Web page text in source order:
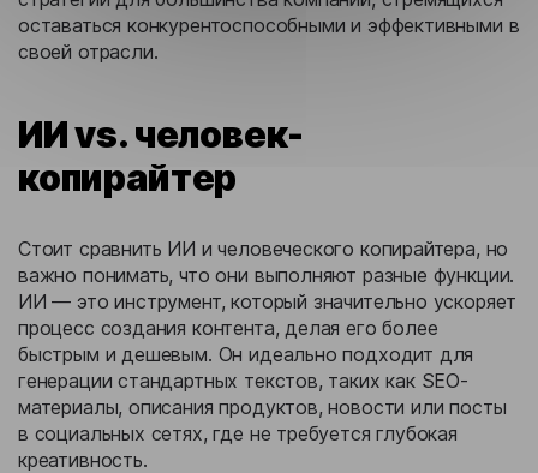
оставаться конкурентоспособными и эффективными в
своей отрасли.
ИИ vs. человек-
копирайтер
Стоит сравнить ИИ и человеческого копирайтера, но
важно понимать, что они выполняют разные функции.
ИИ — это инструмент, который значительно ускоряет
процесс создания контента, делая его более
быстрым и дешевым. Он идеально подходит для
генерации стандартных текстов, таких как SEO-
материалы, описания продуктов, новости или посты
в социальных сетях, где не требуется глубокая
креативность.